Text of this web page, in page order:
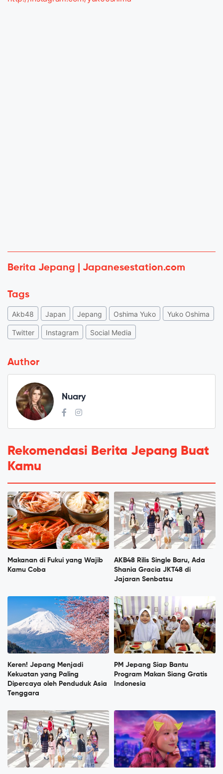
Berita Jepang | Japanesestation.com
Tags
Akb48 Japan Jepang Oshima Yuko Yuko Oshima
Twitter Instagram Social Media
Author
Nuary
Rekomendasi Berita Jepang Buat
Kamu
Makanan di Fukui yang Wajib
Kamu Coba
AKB48 Rilis Single Baru, Ada
Shania Gracia JKT48 di
Jajaran Senbatsu
Keren! Jepang Menjadi
Kekuatan yang Paling
Dipercaya oleh Penduduk Asia
Tenggara
PM Jepang Siap Bantu
Program Makan Siang Gratis
Indonesia